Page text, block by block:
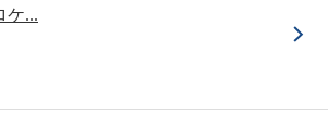
ケ...